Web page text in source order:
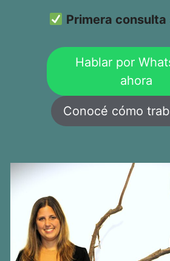
Primera consulta
Hablar por
ahora
Conocé cómo